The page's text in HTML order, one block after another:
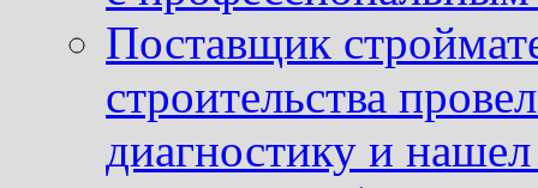
Поставщик
строительства
диагностику и